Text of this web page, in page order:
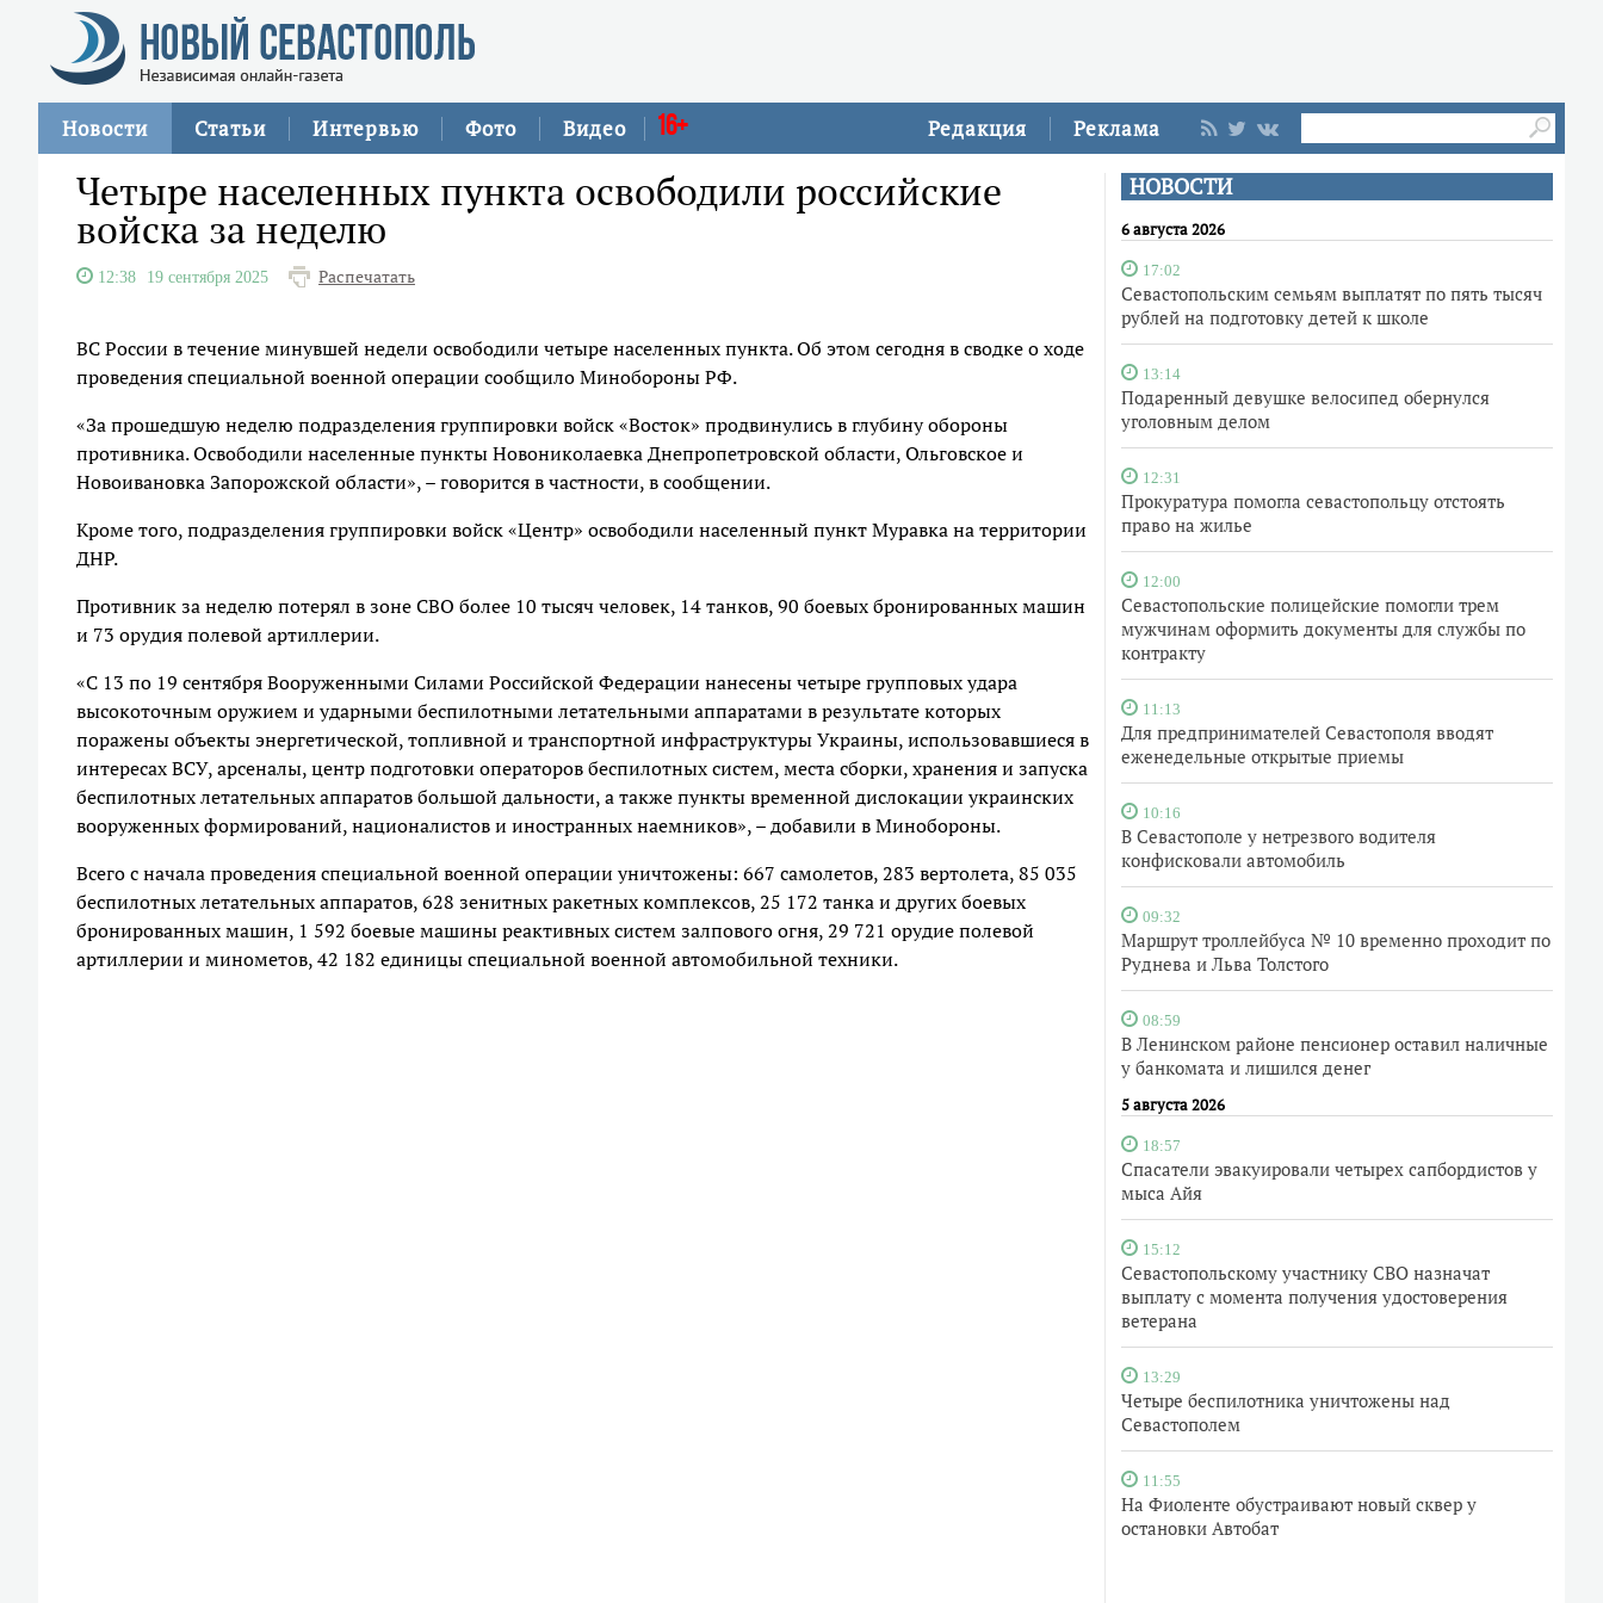
Редакция Реклама
Новости Статьи Интервью Фото Видео 16+
НОВОСТИ
6 августа 2026
17:02
Севастопольским семьям выплатят по пять тысяч
рублей на подготовку детей к школе
13:14
Подаренный девушке велосипед обернулся
уголовным делом
12:31
Прокуратура помогла севастопольцу отстоять
право на жилье
12:00
Севастопольские полицейские помогли трем
мужчинам оформить документы для службы по
контракту
11:13
Для предпринимателей Севастополя вводят
еженедельные открытые приемы
10:16
В Севастополе у нетрезвого водителя
конфисковали автомобиль
09:32
Маршрут троллейбуса № 10 временно проходит по
Руднева и Льва Толстого
08:59
В Ленинском районе пенсионер оставил наличные
у банкомата и лишился денег
5 августа 2026
18:57
Спасатели эвакуировали четырех сапбордистов у
мыса Айя
15:12
Севастопольскому участнику СВО назначат
выплату с момента получения удостоверения
ветерана
13:29
Четыре беспилотника уничтожены над
Севастополем
11:55
На Фиоленте обустраивают новый сквер у
остановки Автобат
Четыре населенных пункта освободили российские
войска за неделю
12:38 19 сентября 2025 Распечатать
ВС России в течение минувшей недели освободили четыре населенных пункта. Об этом сегодня в сводке о ходе
проведения специальной военной операции сообщило Минобороны РФ.
«За прошедшую неделю подразделения группировки войск «Восток» продвинулись в глубину обороны
противника. Освободили населенные пункты Новониколаевка Днепропетровской области, Ольговское и
Новоивановка Запорожской области», – говорится в частности, в сообщении.
Кроме того, подразделения группировки войск «Центр» освободили населенный пункт Муравка на территории
ДНР.
Противник за неделю потерял в зоне СВО более 10 тысяч человек, 14 танков, 90 боевых бронированных машин
и 73 орудия полевой артиллерии.
«С 13 по 19 сентября Вооруженными Силами Российской Федерации нанесены четыре групповых удара
высокоточным оружием и ударными беспилотными летательными аппаратами в результате которых
поражены объекты энергетической, топливной и транспортной инфраструктуры Украины, использовавшиеся в
интересах ВСУ, арсеналы, центр подготовки операторов беспилотных систем, места сборки, хранения и запуска
беспилотных летательных аппаратов большой дальности, а также пункты временной дислокации украинских
вооруженных формирований, националистов и иностранных наемников», – добавили в Минобороны.
Всего с начала проведения специальной военной операции уничтожены: 667 самолетов, 283 вертолета, 85 035
беспилотных летательных аппаратов, 628 зенитных ракетных комплексов, 25 172 танка и других боевых
бронированных машин, 1 592 боевые машины реактивных систем залпового огня, 29 721 орудие полевой
артиллерии и минометов, 42 182 единицы специальной военной автомобильной техники.